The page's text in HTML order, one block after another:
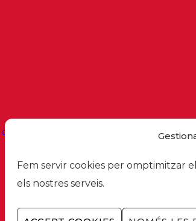
Fem servir cookies per omptimitzar
els nostres serveis.
Service